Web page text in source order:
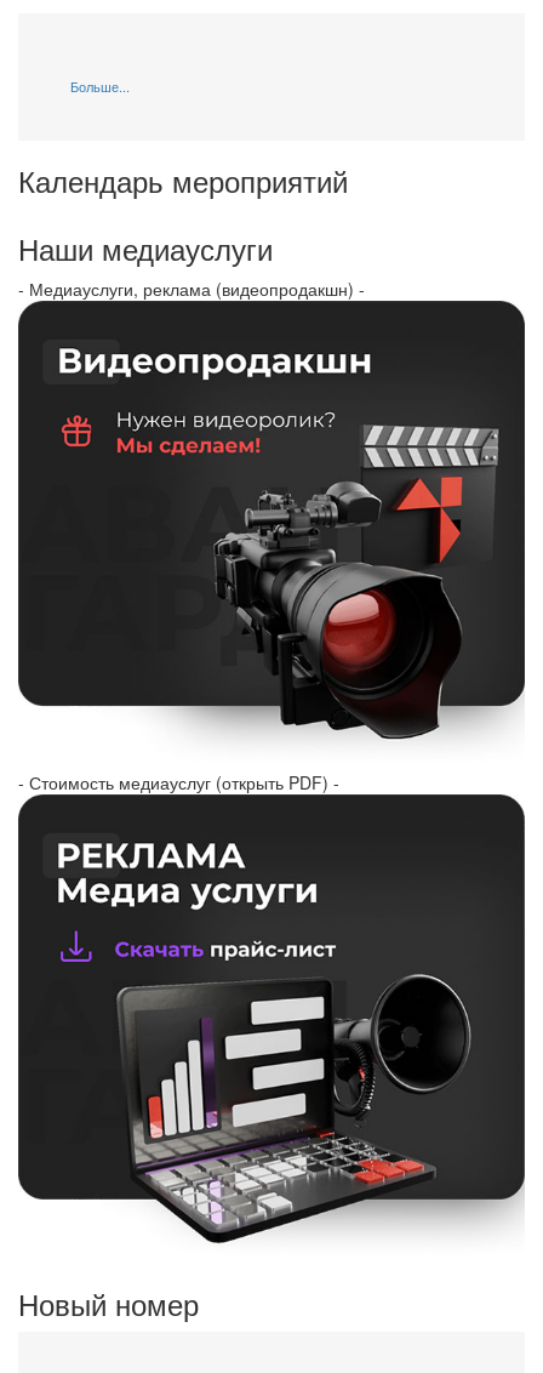
Больше...
Календарь мероприятий
Наши медиауслуги
- Медиауслуги, реклама (видеопродакшн) -
- Стоимость медиауслуг (открыть PDF) -
Новый номер